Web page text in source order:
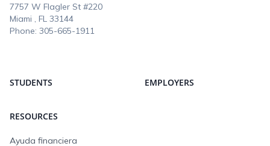
7757 W Flagler St #220
Miami , FL 33144
Phone: 305-665-1911
STUDENTS EMPLOYERS
RESOURCES
Ayuda financiera